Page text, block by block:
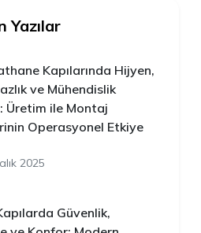
Yazılar
Kapılarında Hijyen,
ve Mühendislik
Üretim ile Montaj
Operasyonel Etkiye
2025
Güvenlik,